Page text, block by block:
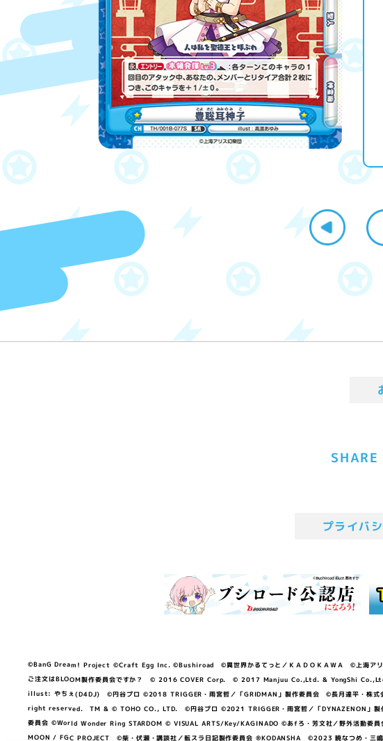
SHARE
プライバ
©BanG Dream! Project ©Craft Egg Inc. ©Bushiroad ©異世界かるてっと／ＫＡＤＯＫＡＷＡ ©上
ご注文はBLOOM製作委員会ですか？ © 2016 COVER Corp. © 2017 Manjuu Co.,Ltd. &
illust: やちぇ(D4DJ) ©円谷プロ ©2018 TRIGGER・雨宮哲／「GRIDMAN」製作委員会 ©長月達平・株式
right reserved. TM & © TOHO CO., LTD. ©円谷プロ ©2021 TRIGGER・雨宮哲／「DYNAZENON」製作
委員会 ©World Wonder Ring STARDOM © VISUAL ARTS/Key/KAGINADO ©あfろ・芳文社／野外活動
MOON / FGC PROJECT ©柴・伏瀬・講談社／転スラ日記製作委員会 ®KODANSHA ©2023 暁なつめ